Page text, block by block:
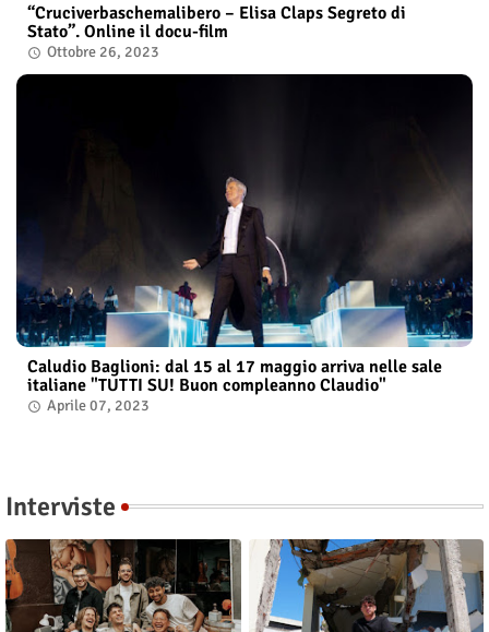
“Cruciverbaschemalibero – Elisa Claps Segreto di
Stato”. Online il docu-film
Ottobre 26, 2023
Caludio Baglioni: dal 15 al 17 maggio arriva nelle sale
italiane "TUTTI SU! Buon compleanno Claudio"
Aprile 07, 2023
Interviste